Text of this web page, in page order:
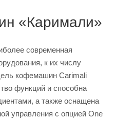
«Каримали»
современная
к их числу
кофемашин Carimali
функций и способна
а также оснащена
управления с опцией One